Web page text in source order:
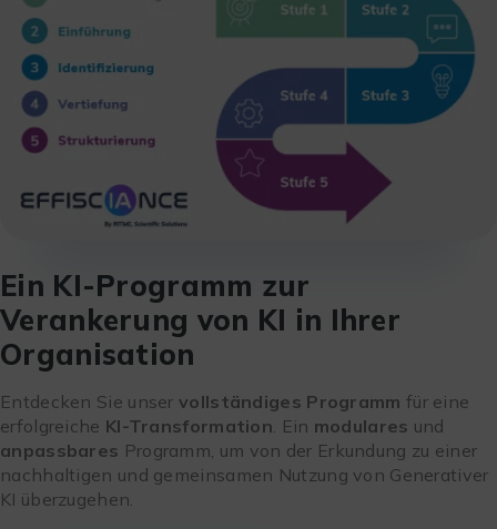
Ein KI-Programm zur
Verankerung von KI in Ihrer
Organisation
Entdecken Sie unser vollständiges Programm für eine
erfolgreiche KI-Transformation . Ein modulares und
anpassbares Programm, um von der Erkundung zu einer
nachhaltigen und gemeinsamen Nutzung von Generativer
KI überzugehen.